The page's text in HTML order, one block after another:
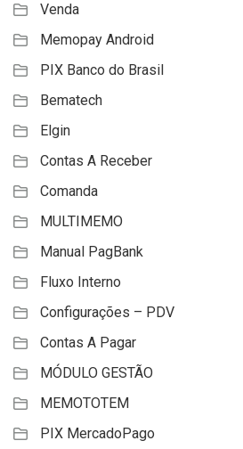
Venda
Memopay Android
PIX Banco do Brasil
Bematech
Elgin
Contas A Receber
Comanda
MULTIMEMO
Manual PagBank
Fluxo Interno
Configurações – PDV
Contas A Pagar
MÓDULO GESTÃO
MEMOTOTEM
PIX MercadoPago